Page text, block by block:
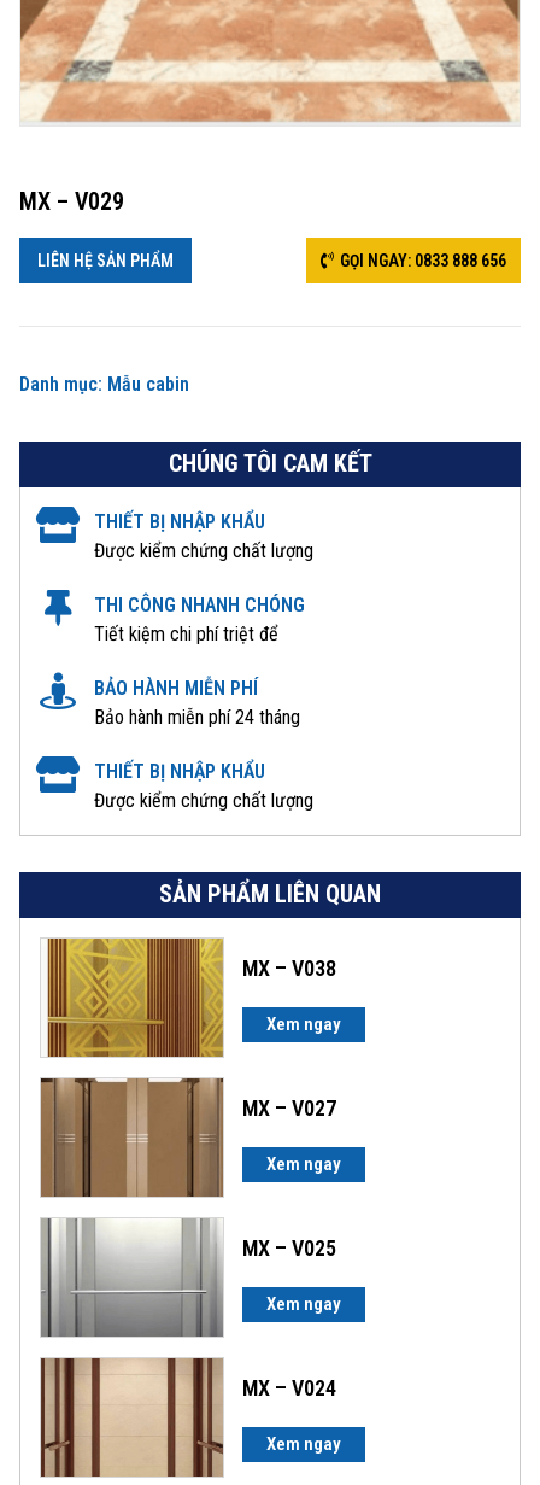
MX – V029
LIÊN HỆ SẢN PHẨM GỌI NGAY: 0833 888 656
Danh mục: Mẫu cabin
CHÚNG TÔI CAM KẾT
THIẾT BỊ NHẬP KHẨU
Được kiểm chứng chất lượng
THI CÔNG NHANH CHÓNG
Tiết kiệm chi phí triệt để
BẢO HÀNH MIỄN PHÍ
Bảo hành miễn phí 24 tháng
THIẾT BỊ NHẬP KHẨU
Được kiểm chứng chất lượng
SẢN PHẨM LIÊN QUAN
MX – V038
Xem ngay
MX – V027
Xem ngay
MX – V025
Xem ngay
MX – V024
Xem ngay